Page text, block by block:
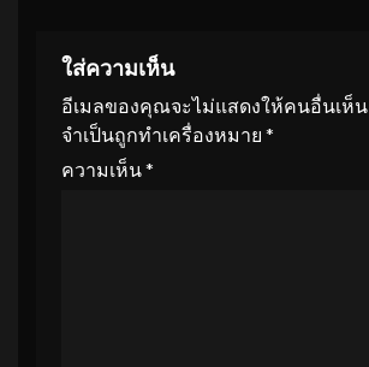
ใส่ความเห็น
อีเมลของคุณจะไม่แสดงให้คนอื่นเห็น
จำเป็นถูกทำเครื่องหมาย *
ความเห็น*